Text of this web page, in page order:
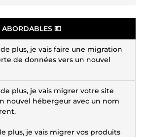
ABORDABLES 💶
de plus, je vais faire une migration
de données vers un nouvel
de plus, je vais migrer votre site
nouvel hébergeur avec un nom
plus, je vais migrer vos produits